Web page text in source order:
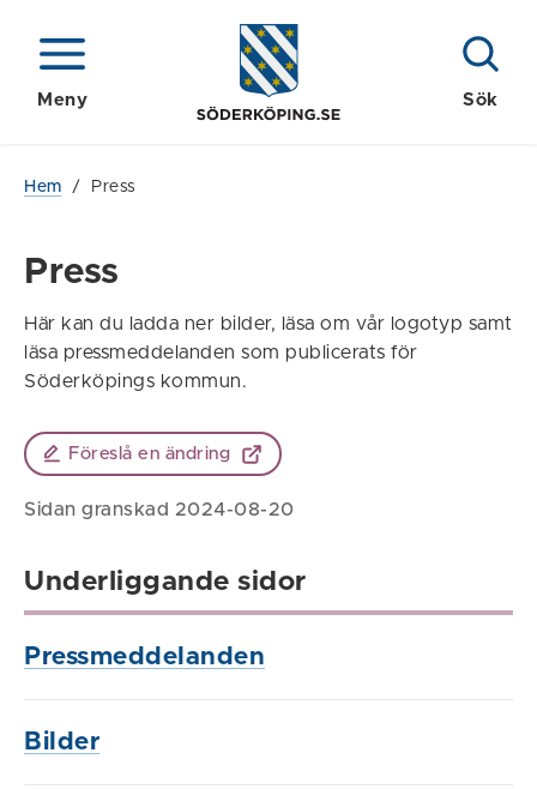
Meny Sök
Hem / Press
Press
Här kan du ladda ner bilder, läsa om vår logotyp samt
läsa pressmeddelanden som publicerats för
Söderköpings kommun.
Föreslå en ändring
Sidan granskad 2024-08-20
Underliggande sidor
Pressmeddelanden
Bilder